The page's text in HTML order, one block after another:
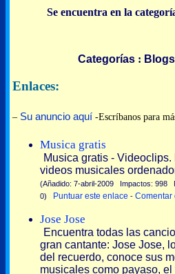
Se encuentra en la
Categorías : Blogs
Enlaces:
– Su anuncio aquí -Escríbanos para
Musica gratis
Musica gratis -
videos musicales
(Añadido: 7-abril-2009 Impactos: 998
0)
Puntuar este enlace - Comentar
Jose Jose
Encuentra todas las
gran cantante: Jose Jose,
del recuerdo, conoce sus
musicales como payaso,